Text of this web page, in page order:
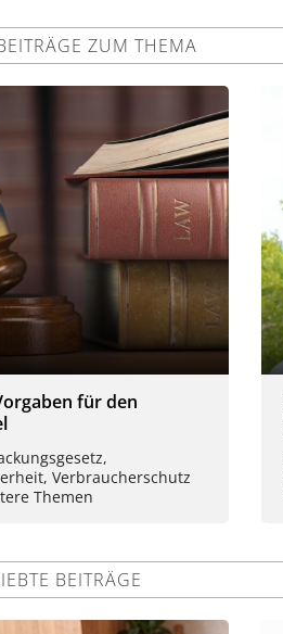
ZUM THEMA
für den
Verbraucherschutz
Themen
BEITRÄGE